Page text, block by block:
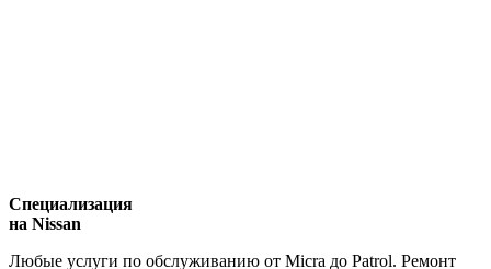
Специализация
на Nissan
Любые услуги по обслуживанию от Micra до Patrol. Ремонт